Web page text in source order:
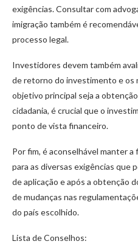
exigências. Consultar com
imigração também é
processo legal.
Investidores devem também
de retorno do investimento e os
objetivo principal seja a
cidadania, é crucial que o
ponto de vista financeiro.
Por fim, é aconselhável manter
para as diversas exigências que
de aplicação e após a obtenção
de mudanças nas
do país escolhido.
Lista de Conselhos: